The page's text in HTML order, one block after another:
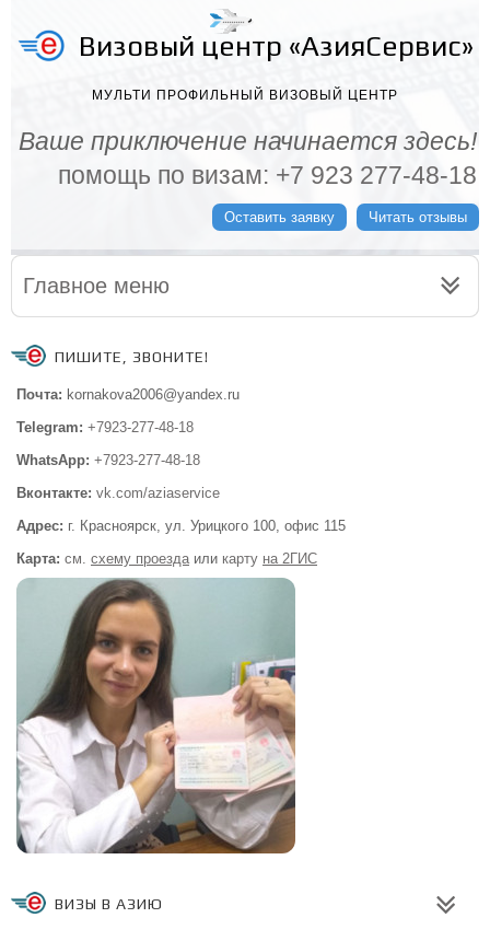
Визовый центр «АзияСервис»
МУЛЬТИ ПРОФИЛЬНЫЙ ВИЗОВЫЙ ЦЕНТР
Ваше приключение начинается здесь!
помощь по визам: +7 923 277-48-18
Оставить заявку Читать отзывы
Главное меню
ПИШИТЕ, ЗВОНИТЕ!
Почта: kornakova2006@yandex.ru
Telegram: +7923-277-48-18
WhatsApp: +7923-277-48-18
Вконтакте: vk.com/aziaservice
Адрес: г. Красноярск, ул. Урицкого 100, офис 115
Карта: см. схему проездаили карту на 2ГИС
ВИЗЫ В АЗИЮ